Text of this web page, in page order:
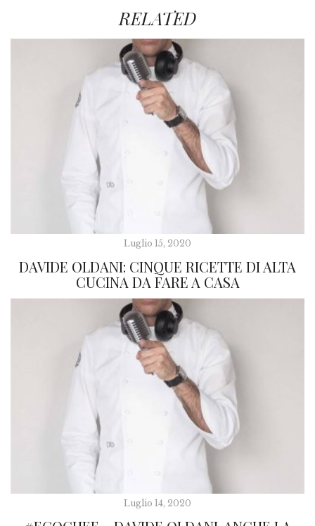
RELATED
Luglio 15, 2020
DAVIDE OLDANI: CINQUE RICETTE DI ALTA
CUCINA DA FARE A CASA
Luglio 14, 2020